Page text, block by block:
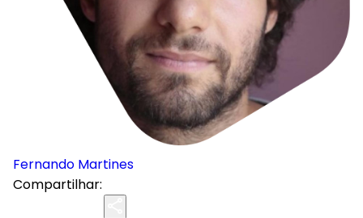
Fernando Martines
Compartilhar: